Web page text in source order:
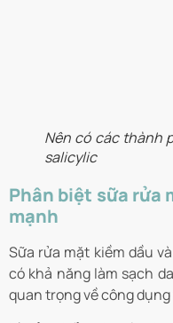
Nên có các thành
salicylic
Phân biệt sữa rửa
mạnh
Sữa rửa mặt kiềm dầu
có khả năng làm sạch
quan trọng về công